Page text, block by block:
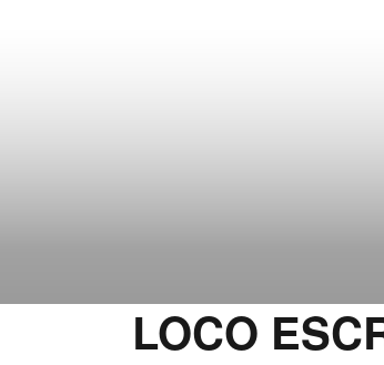
LOCO